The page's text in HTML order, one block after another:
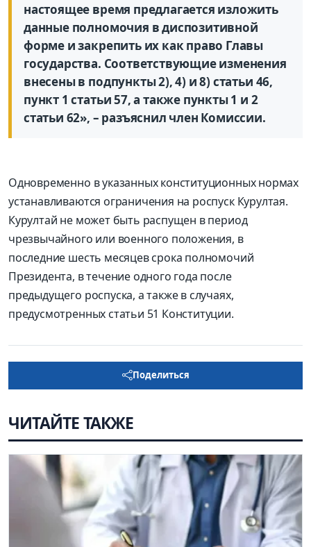
настоящее время предлагается изложить
данные полномочия в диспозитивной
форме и закрепить их как право Главы
государства. Соответствующие изменения
внесены в подпункты 2), 4) и 8) статьи 46,
пункт 1 статьи 57, а также пункты 1 и 2
статьи 62», – разъяснил член Комиссии.
Одновременно в указанных конституционных нормах
устанавливаются ограничения на роспуск Курултая.
Курултай не может быть распущен в период
чрезвычайного или военного положения, в
последние шесть месяцев срока полномочий
Президента, в течение одного года после
предыдущего роспуска, а также в случаях,
предусмотренных статьи 51 Конституции.
Поделиться
ЧИТАЙТЕ ТАКЖЕ